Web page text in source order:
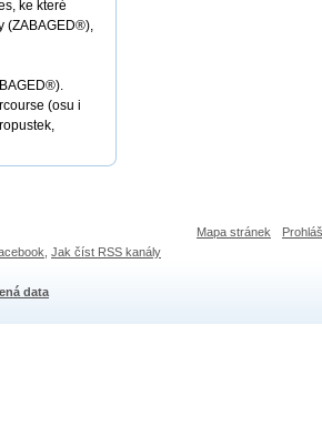
ke které
(ZABAGED®),
(osu i
Mapa stránek
Jak číst RSS kanály
data